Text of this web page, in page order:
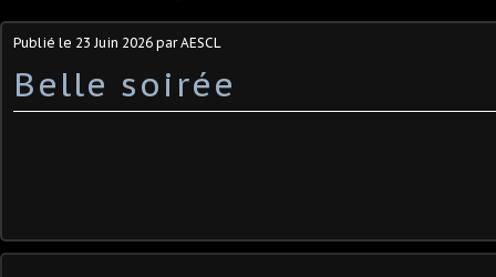
Publié le 23 Juin 2026 par AESCL
Belle soirée